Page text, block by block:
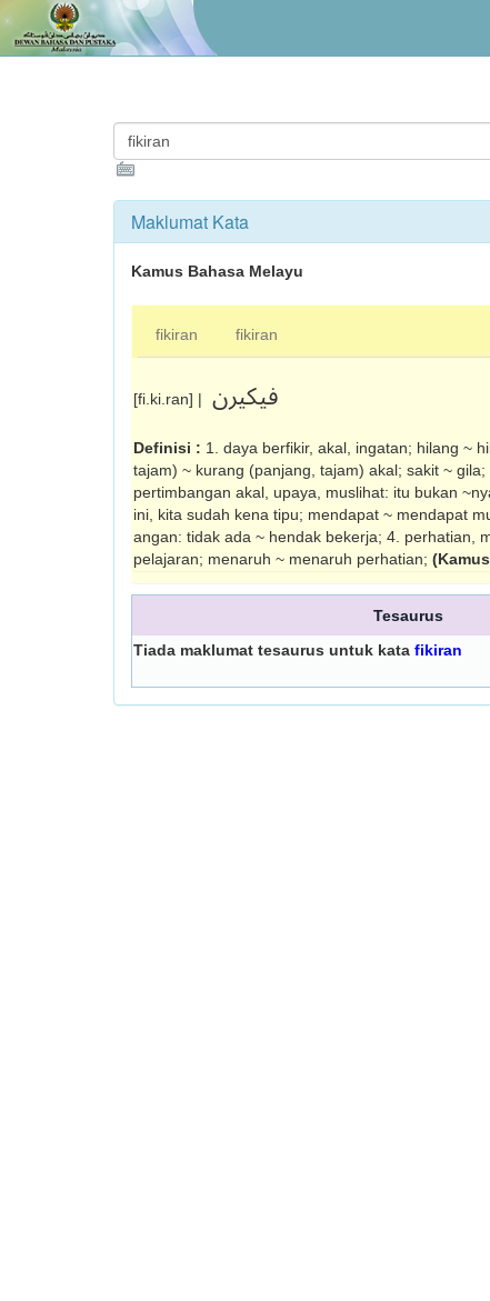
Maklumat Kata
Kamus Bahasa Melayu
fikiran fikiran
[fi.ki.ran] | فيکيرن
Definisi : 1. daya berfikir, akal, ingatan; hilang ~
tajam) ~ kurang (panjang, tajam) akal; sakit ~
pertimbangan akal, upaya, muslihat: itu bukan
ini, kita sudah kena tipu; mendapat ~ mendapat
angan: tidak ada ~ hendak bekerja; 4. perhatian,
pelajaran; menaruh ~ menaruh perhatian;
Tesaurus
Tiada maklumat tesaurus untuk kata fikiran